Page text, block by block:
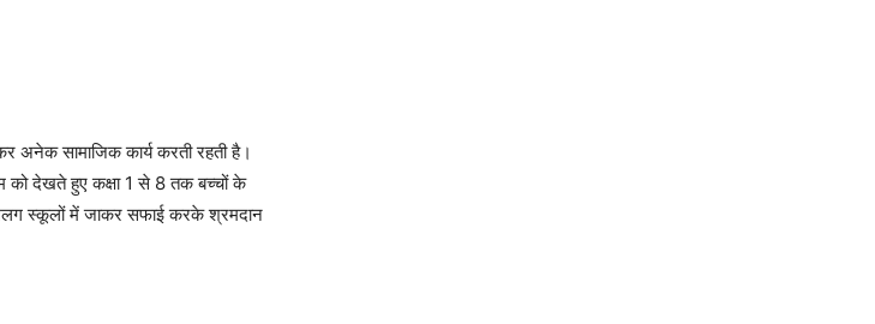
अनेक सामाजिक कार्य करती रहती है।
को देखते हुए कक्षा 1 से 8 तक बच्चों के
अलग स्कूलों में जाकर सफाई करके श्रमदान